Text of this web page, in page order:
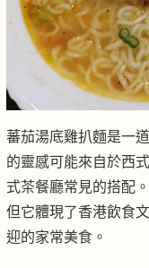
蕃茄湯底雞扒麵是一
的靈感可能來自於西
式茶餐廳常見的搭配
但它體現了香港飲食
迎的家常美食。